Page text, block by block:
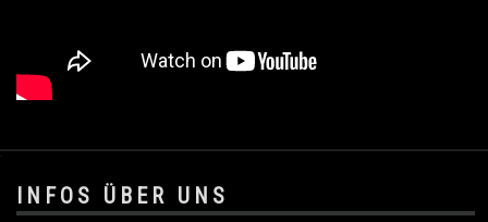
.
INFOS ÜBER UNS